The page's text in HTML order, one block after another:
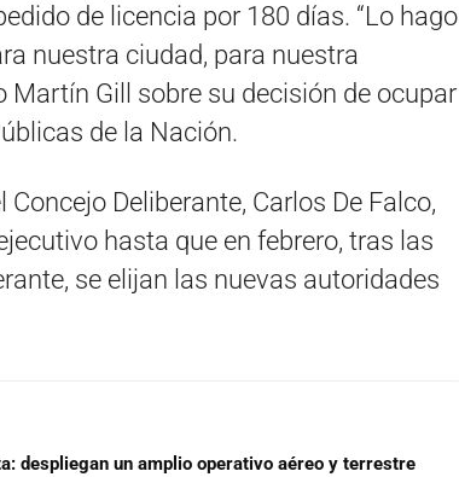
de licencia por 180 días. “Lo hago
nuestra ciudad, para nuestra
Martín Gill sobre su decisión de ocupar
de la Nación.
Deliberante, Carlos De Falco,
hasta que en febrero, tras las
se elijan las nuevas autoridades
despliegan un amplio operativo aéreo y terrestre